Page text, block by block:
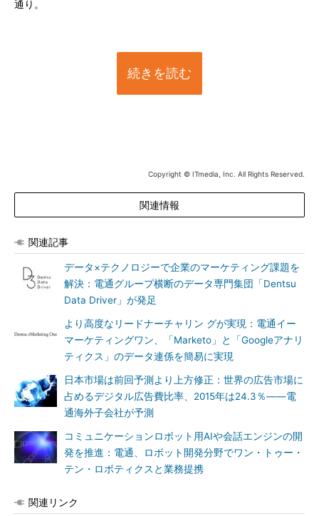
通り。
続きを読む
Copyright © ITmedia, Inc. All Rights Reserved.
関連情報
関連記事
データ×テクノロジーで企業のマーケティング課題を
解決：電通グループ横断のデータ専門集団「Dentsu
Data Driver」が発足
より高度なリードナーチャリン グが実現：電通イー
マーケティングワン、「Marketo」と「Googleアナリ
ティクス」のデータ連係を簡易に実現
日本市場は前回予測より上方修正：世界の広告市場に
占めるデジタル広告費比率、2015年は24.3％――電
通海外子会社が予測
コミュニケーションロボット用AIや会話エンジンの開
発を推進：電通、ロボット開発分野でワン・トゥー・
テン・ロボティクスと業務提携
関連リンク